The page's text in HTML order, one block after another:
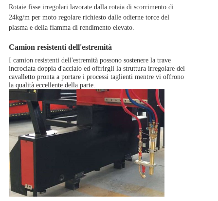
Rotaie fisse irregolari lavorate dalla rotaia di scorrimento di
24kg/m per moto regolare richiesto dalle odierne torce del
plasma e della fiamma di rendimento elevato.
Camion resistenti dell'estremità
I camion resistenti dell'estremità possono sostenere la trave
incrociata doppia d'acciaio ed offrirgli la struttura irregolare del
cavalletto pronta a portare i processi taglienti mentre vi offrono
la qualità eccellente della parte.